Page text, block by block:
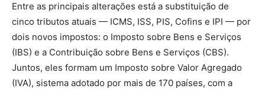
Entre as principais alterações está a substituição de
cinco tributos atuais — ICMS, ISS, PIS, Cofins e IPI — por
dois novos impostos: o Imposto sobre Bens e Serviços
(IBS) e a Contribuição sobre Bens e Serviços (CBS).
Juntos, eles formam um Imposto sobre Valor Agregado
(IVA), sistema adotado por mais de 170 países, com a